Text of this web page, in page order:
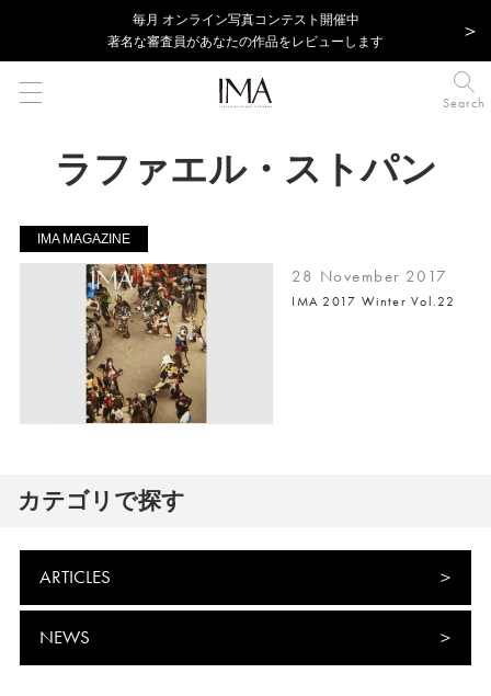
毎⽉ オンライン写真コンテスト開催中
著名な審査員があなたの作品をレビューします
Search
ラファエル・ストパン
IMA MAGAZINE
28 November 2017
IMA 2017 Winter Vol.22
カテゴリで探す
ARTICLES
NEWS